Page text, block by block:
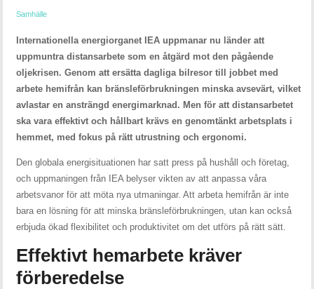
Samhälle
Internationella energiorganet IEA uppmanar nu länder att
uppmuntra distansarbete som en åtgärd mot den pågående
oljekrisen. Genom att ersätta dagliga bilresor till jobbet med
arbete hemifrån kan bränsleförbrukningen minska avsevärt, vilket
avlastar en ansträngd energimarknad. Men för att distansarbetet
ska vara effektivt och hållbart krävs en genomtänkt arbetsplats i
hemmet, med fokus på rätt utrustning och ergonomi.
Den globala energisituationen har satt press på hushåll och företag,
och uppmaningen från IEA belyser vikten av att anpassa våra
arbetsvanor för att möta nya utmaningar. Att arbeta hemifrån är inte
bara en lösning för att minska bränsleförbrukningen, utan kan också
erbjuda ökad flexibilitet och produktivitet om det utförs på rätt sätt.
Effektivt hemarbete kräver
förberedelse